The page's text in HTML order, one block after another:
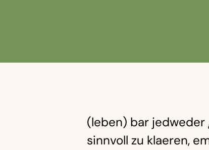
(leben) bar jedweder
sinnvoll zu klaeren,